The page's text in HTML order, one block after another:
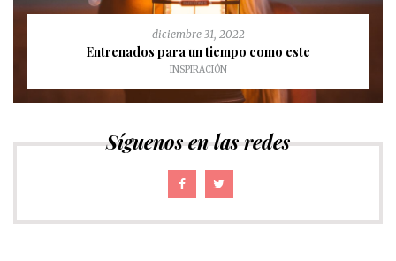
diciembre 31, 2022
Entrenados para un tiempo como este
INSPIRACIÓN
Síguenos en las redes